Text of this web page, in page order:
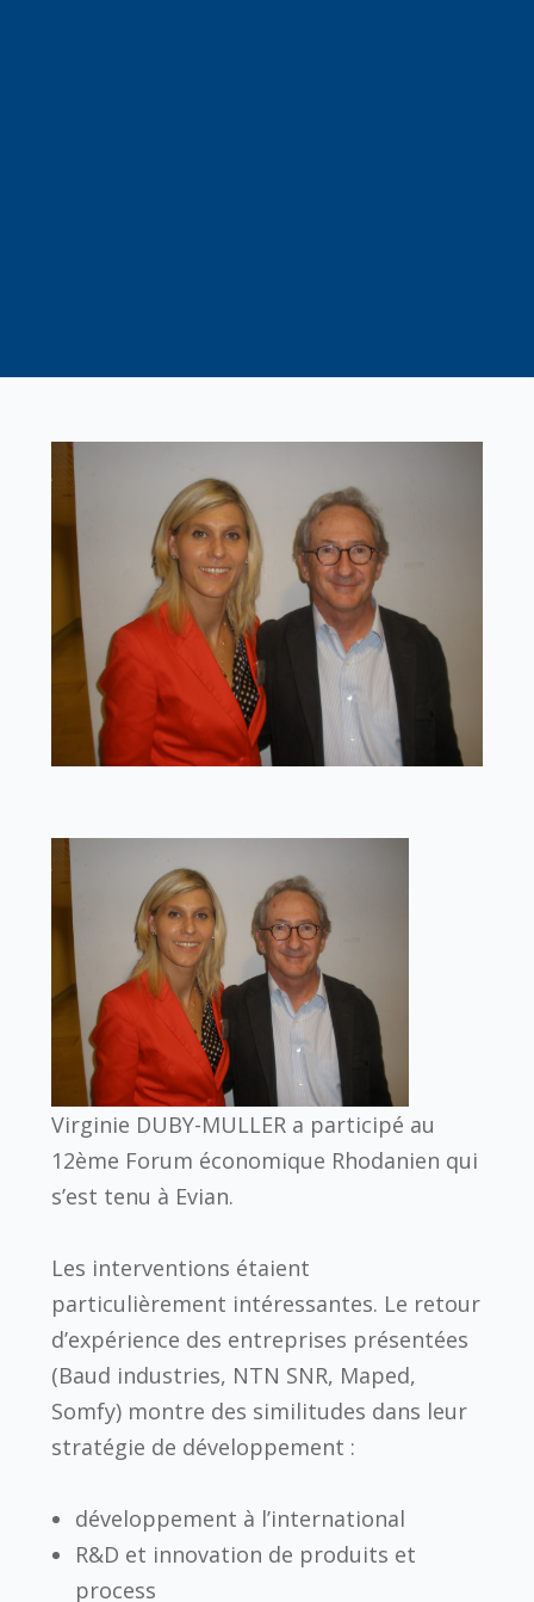
Virginie DUBY-MULLER a participé au
12ème Forum économique Rhodanien qui
s’est tenu à Evian.
Les interventions étaient
particulièrement intéressantes. Le retour
d’expérience des entreprises présentées
(Baud industries, NTN SNR, Maped,
Somfy) montre des similitudes dans leur
stratégie de développement :
développement à l’international
R&D et innovation de produits et
process